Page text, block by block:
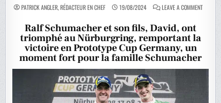
PATRICK ANGLER, RÉDACTEUR EN CHEF 19/08/2024 LEAVE A COMMENTON
RALF
Ralf Schumacher et son fils, David, ont
triomphé au Nürburgring, remportant la
victoire en Prototype Cup Germany, un
moment fort pour la famille Schumacher